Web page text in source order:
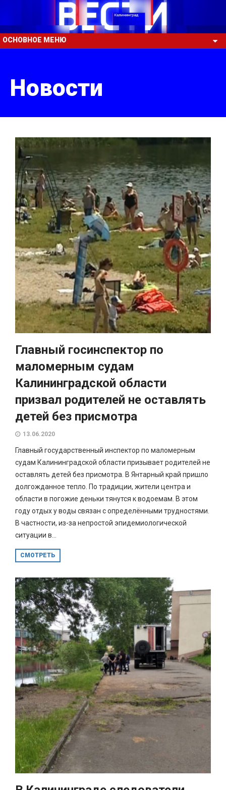
ОСНОВНОЕ МЕНЮ
Новости
Главный госинспектор по
маломерным судам
Калининградской области
призвал родителей не оставлять
детей без присмотра
13.06.2020
Главный государственный инспектор по маломерным
судам Калининградской области призывает родителей не
оставлять детей без присмотра. В Янтарный край пришло
долгожданное тепло. По традиции, жители центра и
области в погожие деньки тянутся к водоемам. В этом
году отдых у воды связан с определёнными трудностями.
В частности, из-за непростой эпидемиологической
ситуации в...
СМОТРЕТЬ